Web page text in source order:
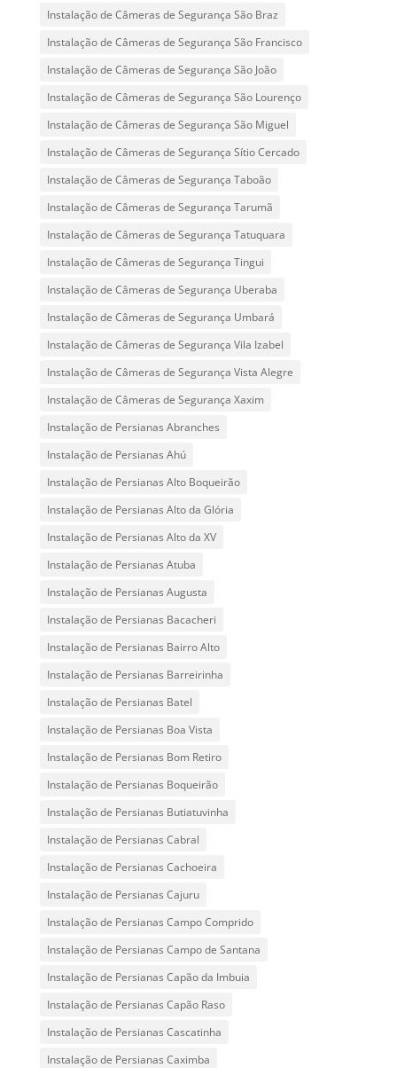
Instalação de Câmeras de Segurança São Braz
Instalação de Câmeras de Segurança São Francisco
Instalação de Câmeras de Segurança São João
Instalação de Câmeras de Segurança São Lourenço
Instalação de Câmeras de Segurança São Miguel
Instalação de Câmeras de Segurança Sítio Cercado
Instalação de Câmeras de Segurança Taboão
Instalação de Câmeras de Segurança Tarumã
Instalação de Câmeras de Segurança Tatuquara
Instalação de Câmeras de Segurança Tingui
Instalação de Câmeras de Segurança Uberaba
Instalação de Câmeras de Segurança Umbará
Instalação de Câmeras de Segurança Vila Izabel
Instalação de Câmeras de Segurança Vista Alegre
Instalação de Câmeras de Segurança Xaxim
Instalação de Persianas Abranches
Instalação de Persianas Ahú
Instalação de Persianas Alto Boqueirão
Instalação de Persianas Alto da Glória
Instalação de Persianas Alto da XV
Instalação de Persianas Atuba
Instalação de Persianas Augusta
Instalação de Persianas Bacacheri
Instalação de Persianas Bairro Alto
Instalação de Persianas Barreirinha
Instalação de Persianas Batel
Instalação de Persianas Boa Vista
Instalação de Persianas Bom Retiro
Instalação de Persianas Boqueirão
Instalação de Persianas Butiatuvinha
Instalação de Persianas Cabral
Instalação de Persianas Cachoeira
Instalação de Persianas Cajuru
Instalação de Persianas Campo Comprido
Instalação de Persianas Campo de Santana
Instalação de Persianas Capão da Imbuia
Instalação de Persianas Capão Raso
Instalação de Persianas Cascatinha
Instalação de Persianas Caximba